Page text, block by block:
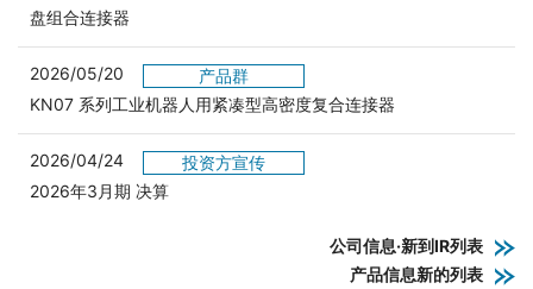
盘组合连接器
2026/05/20
产品群
KN07 系列工业机器人用紧凑型高密度复合连接器
2026/04/24
投资方宣传
2026年3月期 决算
公司信息·新到IR列表
产品信息新的列表